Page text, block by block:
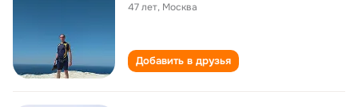
47 лет, Москва
Добавить в друзья